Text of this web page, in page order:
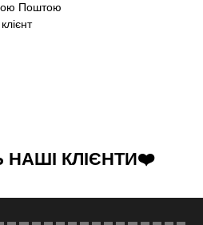
Поштою
КЛІЄНТИ❤️